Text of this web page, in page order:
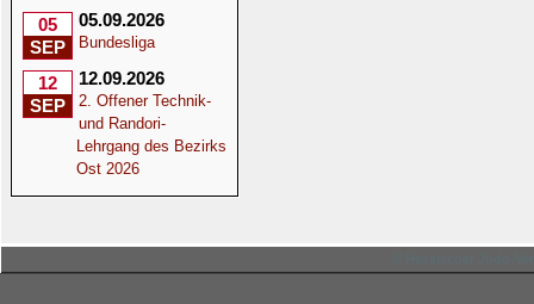
05
SEP
05.09.2026
Bundesliga
12
SEP
12.09.2026
2. Offener Technik-
und Randori-
Lehrgang des Bezirks
Ost 2026